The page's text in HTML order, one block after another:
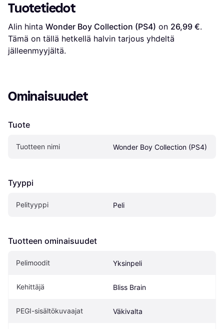
Tuotetiedot
Alin hinta Wonder Boy Collection (PS4) on 26,99 €.
Tämä on tällä hetkellä halvin tarjous yhdeltä
jälleenmyyjältä.
Ominaisuudet
Tuote
Tuotteen nimi Wonder Boy Collection (PS4)
Tyyppi
Pelityyppi Peli
Tuotteen ominaisuudet
Pelimoodit Yksinpeli
Kehittäjä Bliss Brain
PEGI-sisältökuvaajat Väkivalta